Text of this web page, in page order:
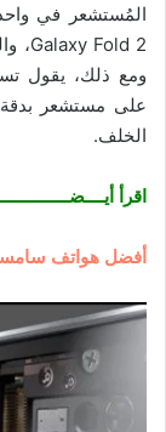
الخلف.
اقرأ
أفضل هواتف سامسونج